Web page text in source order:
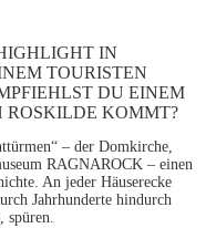
IN
TOURISTEN
DU EINEM
ROSKILDE KOMMT?
– der Domkirche,
RAGNAROCK – einen
An jeder Häuserecke
Jahrhunderte hindurch
spüren.